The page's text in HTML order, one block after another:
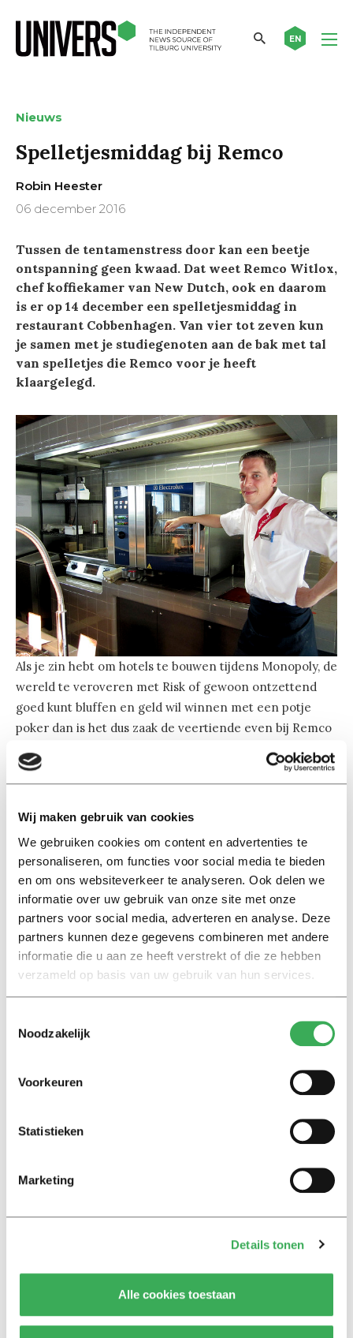
Wij maken gebruik van cookies
We gebruiken cookies om content en advertenties te
personaliseren, om functies voor social media te bieden
en om ons websiteverkeer te analyseren. Ook delen we
informatie over uw gebruik van onze site met onze
partners voor social media, adverteren en analyse. Deze
partners kunnen deze gegevens combineren met andere
informatie die u aan ze heeft verstrekt of die ze hebben
verzameld op basis van uw gebruik van hun services.
Noodzakelijk
Voorkeuren
Statistieken
Marketing
Details tonen
Alle cookies toestaan
EN
Nieuws
Spelletjesmiddag bij Remco
Robin Heester
06 december 2016
Tussen de tentamenstress door kan een beetje
ontspanning geen kwaad. Dat weet Remco Witlox,
chef koffiekamer van New Dutch, ook en daarom
is er op 14 december een spelletjesmiddag in
restaurant Cobbenhagen. Van vier tot zeven kun
je samen met je studiegenoten aan de bak met tal
van spelletjes die Remco voor je heeft
klaargelegd.
Als je zin hebt om hotels te bouwen tijdens Monopoly, de
wereld te veroveren met Risk of gewoon ontzettend
goed kunt bluffen en geld wil winnen met een potje
poker dan is het dus zaak de veertiende even bij Remco
speelt dan het standaard rijtje aan boardgames is dat
Lees ook
Marion Koopmans over online
‘Wetenschappers, kom die
Hunger Game: ‘Ik schrok, we
kregen er een paar miljoen
Ritalin, koffie en
slaapmiddelen: zo komen
door